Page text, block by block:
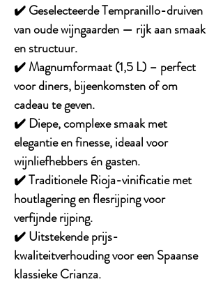
✔️Geselecteerde Tempranillo-druiven
van oude wijngaarden — rijk aan smaak
en structuur.
✔️Magnumformaat (1,5 L) – perfect
voor diners, bijeenkomsten of om
cadeau te geven.
✔️Diepe, complexe smaak met
elegantie en finesse, ideaal voor
wijnliefhebbers én gasten.
✔️Traditionele Rioja-vinificatiemet
houtlagering en flesrijping voor
verfijnde rijping.
✔️Uitstekende prijs-
kwaliteitverhoudingvoor een Spaanse
klassieke Crianza.